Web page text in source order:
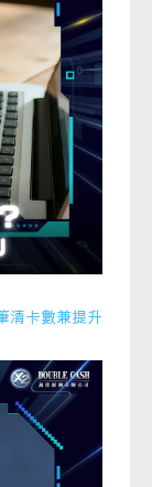
清卡數兼提升